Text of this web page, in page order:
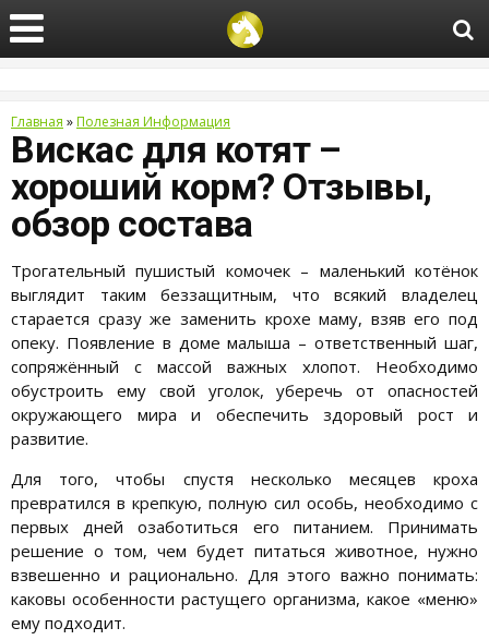
Главная »Полезная Информация
Вискас для котят –
хороший корм? Отзывы,
обзор состава
Трогательный пушистый комочек – маленький котёнок
выглядит таким беззащитным, что всякий владелец
старается сразу же заменить крохе маму, взяв его под
опеку. Появление в доме малыша – ответственный шаг,
сопряжённый с массой важных хлопот. Необходимо
обустроить ему свой уголок, уберечь от опасностей
окружающего мира и обеспечить здоровый рост и
развитие.
Для того, чтобы спустя несколько месяцев кроха
превратился в крепкую, полную сил особь, необходимо с
первых дней озаботиться его питанием. Принимать
решение о том, чем будет питаться животное, нужно
взвешенно и рационально. Для этого важно понимать:
каковы особенности растущего организма, какое «меню»
ему подходит.